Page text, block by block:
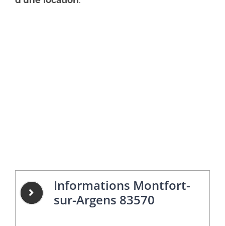
Informations Montfort-
sur-Argens 83570